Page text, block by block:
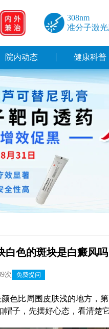
308nm
准分子激光
院内动态 健康科普
白色的斑块是白癜风吗
次 免费提问
色比周围皮肤浅的地方，
子，先摆好心态，看清楚它